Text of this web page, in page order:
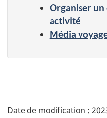
Organiser un
activité
Média
Date de modification :